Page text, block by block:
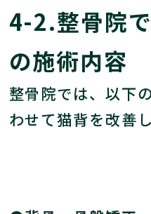
4-2.整骨院
の施術内容
整骨院では、以下
わせて猫背を改善し